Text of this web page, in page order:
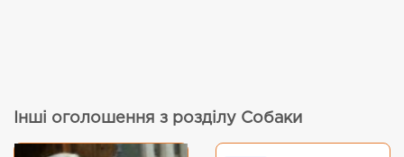
Інші оголошення з розділу Собаки